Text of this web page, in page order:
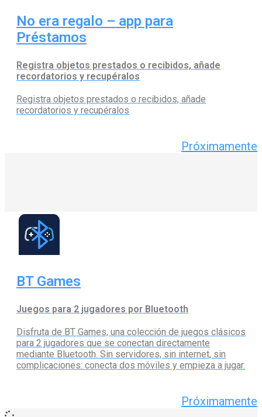
No era regalo – app para
Préstamos
Registra objetos prestados o recibidos, añade
recordatorios y recupéralos
Registra objetos prestados o recibidos, añade
recordatorios y recupéralos
Próximamente
BT Games
Juegos para 2 jugadores por Bluetooth
Disfruta de BT Games, una colección de juegos clásicos
para 2 jugadores que se conectan directamente
mediante Bluetooth. Sin servidores, sin internet, sin
complicaciones: conecta dos móviles y empieza a jugar.
Próximamente